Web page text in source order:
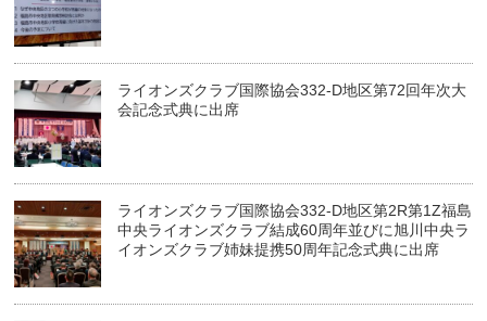
ライオンズクラブ国際協会332-D地区第72回年次大
会記念式典に出席
ライオンズクラブ国際協会332-D地区第2R第1Z福島
中央ライオンズクラブ結成60周年並びに旭川中央ラ
イオンズクラブ姉妹提携50周年記念式典に出席